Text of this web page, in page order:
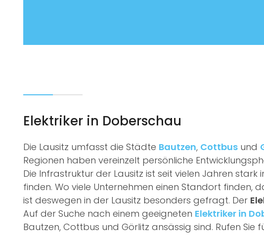
Elektriker in Doberschau
Die Lausitz umfasst die Städte Bautzen, Cottbus und
Regionen haben vereinzelt persönliche
Die Infrastruktur der Lausitz ist seit vielen Jahren
finden. Wo viele Unternehmen einen Standort finden,
ist deswegen in der Lausitz besonders gefragt. Der
Auf der Suche nach einem geeigneten Elektriker in
Bautzen, Cottbus und Görlitz ansässig sind. Rufen Sie